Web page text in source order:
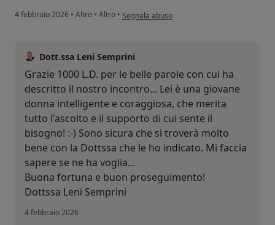
4 febbraio 2026 • Altro • Altro • secondo l'opinione dell'utente L. D
Segnala abuso
Dott.ssa Leni Semprini
Grazie 1000 L.D. per le belle parole con cui ha
descritto il nostro incontro... Lei è una giovane
donna intelligente e coraggiosa, che merita
tutto l'ascolto e il supporto di cui sente il
bisogno! :-) Sono sicura che si troverà molto
bene con la Dottssa che le ho indicato. Mi faccia
sapere se ne ha voglia...
Buona fortuna e buon proseguimento!
Dottssa Leni Semprini
4 febbraio 2026